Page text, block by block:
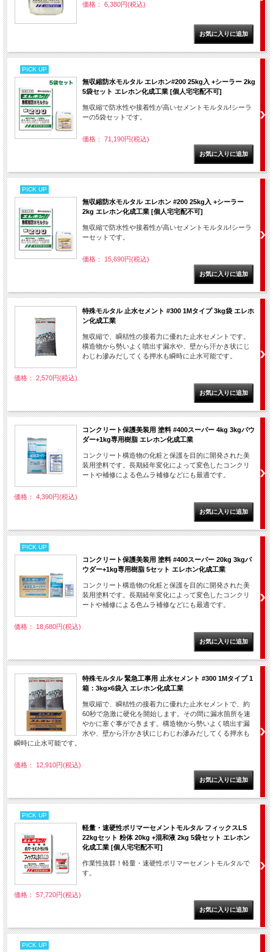
価格： 6,380円(税込)
PICK UP
無収縮防水モルタル エレホン#200 25kg入 +シーラー 2kg
5袋セット エレホン化成工業 [個人宅宅配不可]
無収縮で防水性や接着性が高いセメントモルタル!シーラ
ーの5袋セットです。
価格： 71,190円(税込)
PICK UP
無収縮防水モルタル エレホン #200 25kg入 +シーラー
2kg エレホン化成工業 [個人宅宅配不可]
無収縮で防水性や接着性が高いセメントモルタル!シーラ
ーセットです。
価格： 15,690円(税込)
特殊モルタル 止水セメント #300 1Mタイプ 3kg袋 エレホ
ン化成工業
無収縮で、瞬桔性の接着力に優れた止水セメントです。
構造物から勢いよく噴出す漏水や、壁から汗かき状にじ
わじわ滲みだしてくる押水も瞬時に止水可能です。
価格： 2,570円(税込)
コンクリート保護美装用 塗料 #400スーパー 4kg 3kgパウ
ダー+1kg専用樹脂 エレホン化成工業
コンクリート構造物の化粧と保護を目的に開発された美
装用塗料です。長期経年変化によって変色したコンクリ
ートや補修による色ムラ補修などにも最適です。
価格： 4,390円(税込)
PICK UP
コンクリート保護美装用 塗料 #400スーパー 20kg 3kgパ
ウダー+1kg専用樹脂 5セット エレホン化成工業
コンクリート構造物の化粧と保護を目的に開発された美
装用塗料です。長期経年変化によって変色したコンクリ
ートや補修による色ムラ補修などにも最適です。
価格： 18,680円(税込)
特殊モルタル 緊急工事用 止水セメント #300 1Mタイプ 1
箱：3kg×6袋入 エレホン化成工業
無収縮で、瞬桔性の接着力に優れた止水セメントで、約
60秒で急激に硬化を開始します。その間に漏水箇所を速
やかに塞ぐ事ができます。構造物から勢いよく噴出す漏
水や、壁から汗かき状にじわじわ滲みだしてくる押水も
瞬時に止水可能です。
価格： 12,910円(税込)
PICK UP
軽量・速硬性ポリマーセメントモルタル フィックスLS
22kgセット 粉体 20kg +混和液 2kg 5袋セット エレホン
化成工業 [個人宅宅配不可]
作業性抜群！軽量・速硬性ポリマーセメントモルタルで
す。
価格： 57,720円(税込)
PICK UP